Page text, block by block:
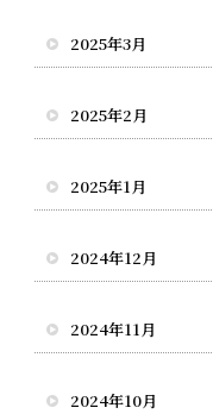
2025年3月
2025年2月
2025年1月
2024年12月
2024年11月
2024年10月